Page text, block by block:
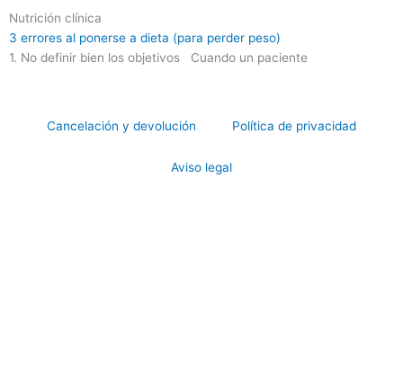
Nutrición clínica
3 errores al ponerse a dieta (para perder peso)
1. No definir bien los objetivos Cuando un paciente
Cancelación y devolución Política de privacidad
Aviso legal